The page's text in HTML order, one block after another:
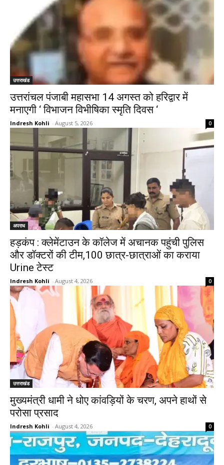
उत्तराखंड
उत्तरांचल पंजाबी महासभा 14 अगस्त को हरिद्वार में
मनाएगी ‘ विभाजन विभीषिका स्मृति दिवस ‘
Indresh Kohli - August 5, 2026 0
अपराध
हड़कंप : क्लेमेंटाउन के कॉलेज में अचानक पहुंची पुलिस
और डॉक्टरों की टीम,100 छात्र-छात्राओं का कराया
Urine टेस्ट
Indresh Kohli - August 4, 2026 0
उत्तराखंड
मुख्यमंत्री धामी ने धोए कांवड़ियों के चरण, अपने हाथों से
परोसा प्रसाद
Indresh Kohli - August 4, 2026 0